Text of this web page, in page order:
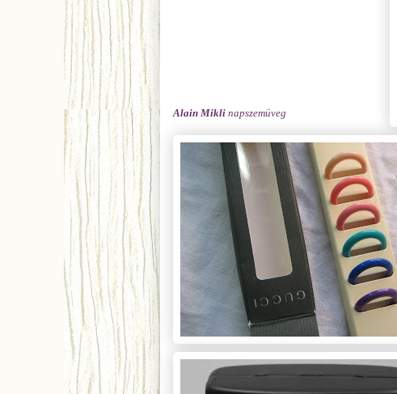
Alain Mikli napszemüveg